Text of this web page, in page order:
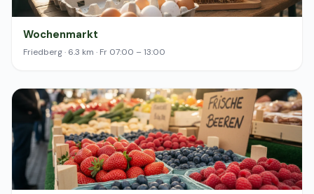
Wochenmarkt
Friedberg · 6.3 km · Fr 07:00 – 13:00